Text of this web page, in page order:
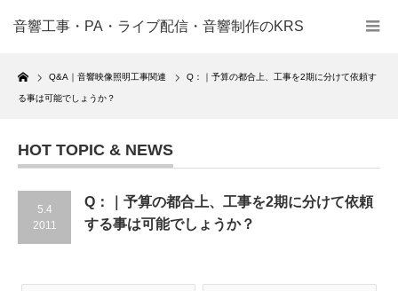
音響工事・PA・ライブ配信・音響制作のKRS
Home
Q&A｜音響映像照明工事関連 Q：｜予算の都合上、工事を2期に分けて依頼す
る事は可能でしょうか？
HOT TOPIC & NEWS
5.4
2011
Q：｜予算の都合上、工事を2期に分けて依頼
する事は可能でしょうか？